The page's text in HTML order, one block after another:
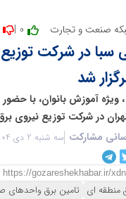
صنعت و تجارت
سبا در شرکت
شد
ویژه آموزش بانوان، با حضور
در شرکت توزیع نیروی
مشارکت سه شنبه 2 دی 1404 - 19:54
منطقه ای تامین برق واحدهای